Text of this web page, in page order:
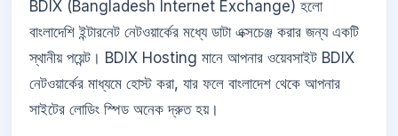
BDIX (Bangladesh Internet Exchange) হলো
বাংলাদেশি ইন্টারনেট নেটওয়ার্কের মধ্যে ডাটা এক্সচেঞ্জ করার জন্য একটি
স্থানীয় পয়েন্ট। BDIX Hosting মানে আপনার ওয়েবসাইট BDIX
নেটওয়ার্কের মাধ্যমে হোস্ট করা, যার ফলে বাংলাদেশ থেকে আপনার
সাইটের লোডিং স্পিড অনেক দ্রুত হয়।